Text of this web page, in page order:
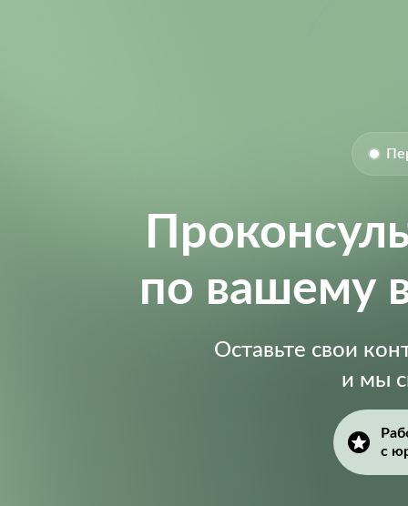
по вашему
Оставьте свои
и мы
с